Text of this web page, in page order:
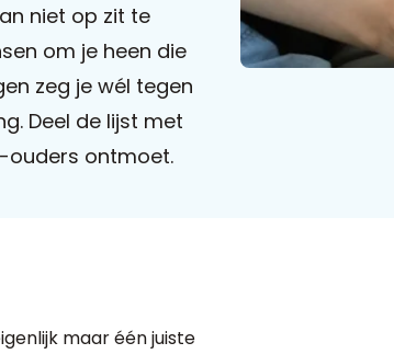
niet op zit te
om je heen die
zeg je wél tegen
Deel de lijst met
ouders ontmoet.
maar één juiste